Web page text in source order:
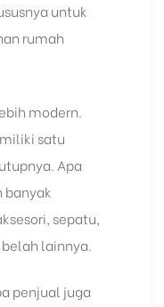
untuk
rumah
modern.
satu
Apa
banyak
sepatu,
lainnya.
penjual juga